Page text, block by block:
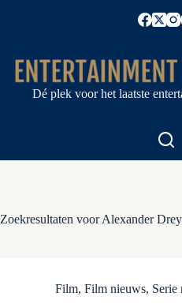
Dé plek voor het laatste
Zoekresultaten voor Alexander
Film, Film nieuws, Serie